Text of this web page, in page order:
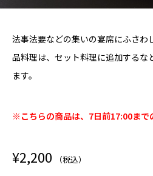
法事法要などの集いの宴席にふさわ
品料理は、セット料理に追加するな
ます。
※こちらの商品は、7日前17:00まで
¥2,200 （税込）